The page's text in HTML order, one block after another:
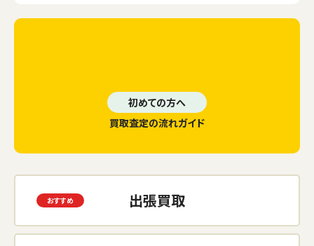
初めての方へ
買取査定の流れガイド
出張買取